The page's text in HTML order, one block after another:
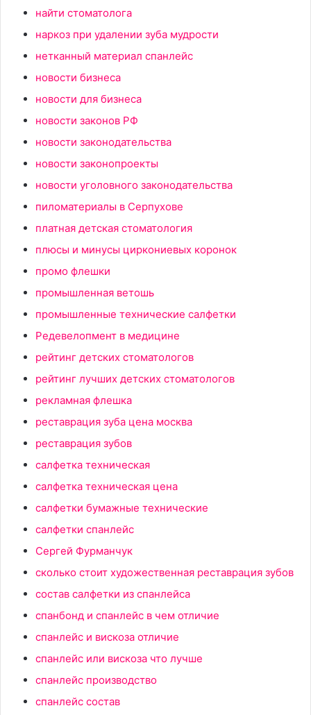
найти стоматолога
наркоз при удалении зуба мудрости
нетканный материал спанлейс
новости бизнеса
новости для бизнеса
новости законов РФ
новости законодательства
новости законопроекты
новости уголовного законодательства
пиломатериалы в Серпухове
платная детская стоматология
плюсы и минусы циркониевых коронок
промо флешки
промышленная ветошь
промышленные технические салфетки
Редевелопмент в медицине
рейтинг детских стоматологов
рейтинг лучших детских стоматологов
рекламная флешка
реставрация зуба цена москва
реставрация зубов
салфетка техническая
салфетка техническая цена
салфетки бумажные технические
салфетки спанлейс
Сергей Фурманчук
сколько стоит художественная реставрация зубов
состав салфетки из спанлейса
спанбонд и спанлейс в чем отличие
спанлейс и вискоза отличие
спанлейс или вискоза что лучше
спанлейс производство
спанлейс состав